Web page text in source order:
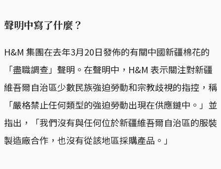
聲明中寫了什麼？
H&M 集團在去年3月20日發佈的有關中國新疆棉花的
「盡職調查」聲明。在聲明中，H&M 表示關注對新疆
維吾爾自治區少數民族強迫勞動和宗教歧視的指控，稱
「嚴格禁止任何類型的強迫勞動出現在供應鏈中。」並
指出，「我們沒有與任何位於新疆維吾爾自治區的服裝
製造廠合作，也沒有從該地區採購產品。」